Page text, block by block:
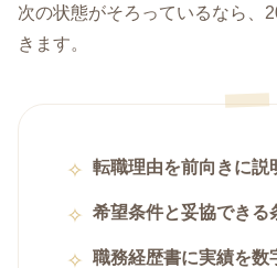
次の状態がそろっているなら、
きます。
転職理由を前向きに説
希望条件と妥協できる
職務経歴書に実績を数